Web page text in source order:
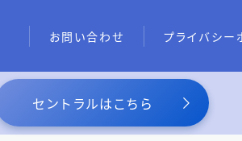
お問い合わせ プライバシー
たい
スーパーブラックでも借りれる
セントラルはこちら